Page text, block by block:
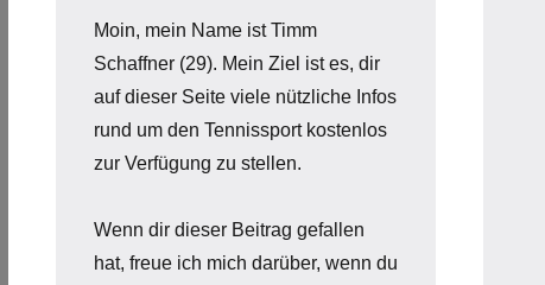
Moin, mein Name ist Timm
Schaffner (29). Mein Ziel ist es, dir
auf dieser Seite viele nützliche Infos
rund um den Tennissport kostenlos
zur Verfügung zu stellen.
Wenn dir dieser Beitrag gefallen
hat, freue ich mich darüber, wenn du